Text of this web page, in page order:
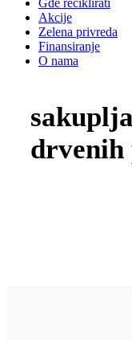
Gde reciklirati
Akcije
Zelena privreda
Finansiranje
O nama
drvenih